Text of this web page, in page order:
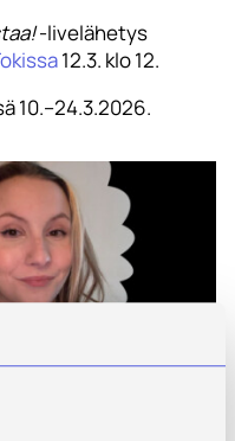
-livelähetys
12.3. klo 12.
10.–24.3.2026.